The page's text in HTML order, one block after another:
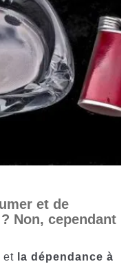
et de
Non, cependant
et la dépendance à